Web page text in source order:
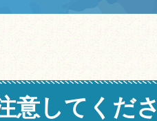
意してくだ